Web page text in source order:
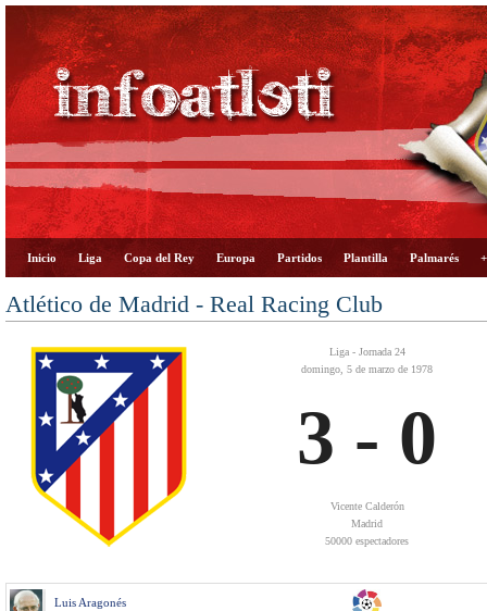
Inicio Liga Copa del Rey Europa Partidos Plantilla Palmarés
Atlético de Madrid - Real Racing Club
Liga - Jornada 24
domingo, 5 de marzo de 1978
3 - 0
Vicente Calderón
Madrid
50000 espectadores
Luis Aragonés